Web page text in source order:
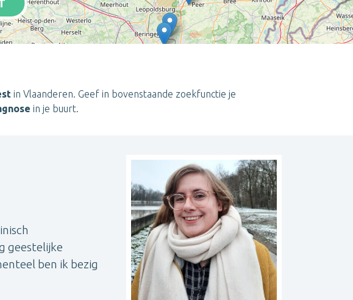
in Vlaanderen. Geef in bovenstaande zoekfunctie je
in je buurt.
geestelijke
ben ik bezig